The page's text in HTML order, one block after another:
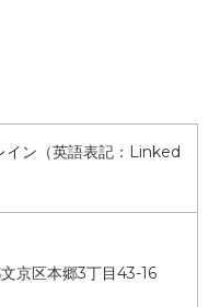
イン（英語表記：Linked
京区本郷3丁目43-16